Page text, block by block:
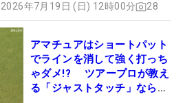
2026年7月19日 (日) 12時00分 28
アマチュアはショートパット
でラインを消して強く打っち
ゃダメ!? ツアープロが教え
る「ジャストタッチ」なら3